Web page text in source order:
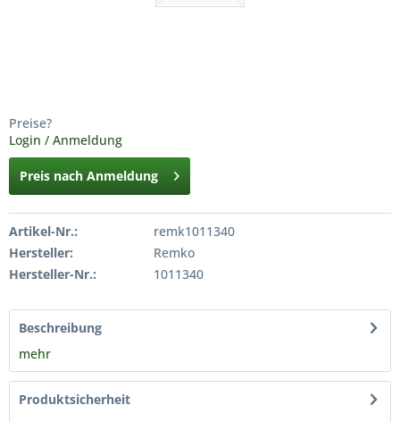
Preise?
Login / Anmeldung
Preis nach Anmeldung
Artikel-Nr.:
remk1011340
Hersteller:
Remko
Hersteller-Nr.:
1011340
Beschreibung
mehr
Produktsicherheit